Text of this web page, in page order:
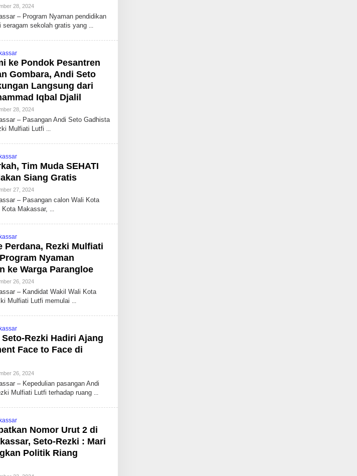
28, 2024B
A
N
H
A
D
I
D
– Program Nyaman pendidikan
seragam sekolah gratis yang
ke Pondok Pesantren
Gombara, Andi Seto
Langsung dari
Iqbal Djalil
28, 2024B
A
N
H
A
D
S
B
– Pasangan Andi Seto Gadhista
Mulfiati Lutfi
Tim Muda SEHATI
Siang Gratis
27, 2024B
A
N
H
A
D
R
I
S
B
D
– Pasangan calon Wali Kota
Makassar,
Perdana, Rezki Mulfiati
Nyaman
ke Warga Parangloe
26, 2024B
Y
A
N
H
A
D
S
D
– Kandidat Wakil Wali Kota
Mulfiati Lutfi memulai
Rezki Hadiri Ajang
Face to Face di
26, 2024B
A
N
H
A
D
R
I
– Kepedulian pasangan Andi
Mulfiati Lutfi terhadap ruang
Nomor Urut 2 di
Seto-Rezki : Mari
Politik Riang